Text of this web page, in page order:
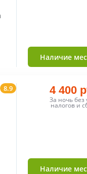
Наличие
8.9 4 400
За ночь без
налогов и
Наличие